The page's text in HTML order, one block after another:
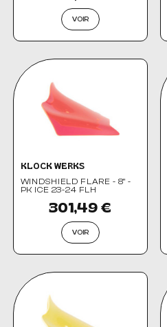
VOIR
KLOCK WERKS
WINDSHIELD FLARE - 8" -
PK ICE 23-24 FLH
301,49 €
VOIR